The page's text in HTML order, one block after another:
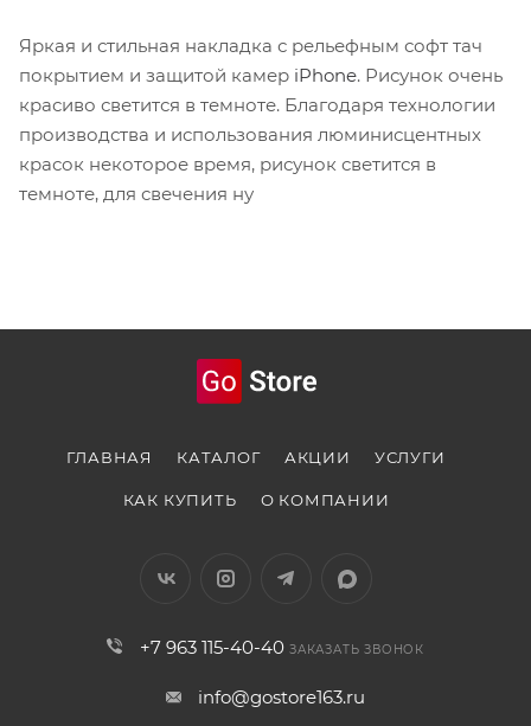
Яркая и стильная накладка с рельефным софт тач
покрытием и защитой камер iPhone. Рисунок очень
красиво светится в темноте. Благодаря технологии
производства и использования люминисцентных
красок некоторое время, рисунок светится в
темноте, для свечения ну
ГЛАВНАЯ КАТАЛОГ АКЦИИ УСЛУГИ
КАК КУПИТЬ О КОМПАНИИ
+7 963 115-40-40 ЗАКАЗАТЬ ЗВОНОК
info@gostore163.ru